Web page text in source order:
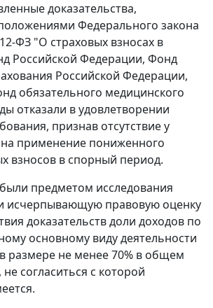
доказательства,
Федерального закона
ФЗ "О страховых взносах в
Российской Федерации, Фонд
Российской Федерации,
обязательного медицинского
отказали в удовлетворении
признав отсутствие у
применение пониженного
взносов в спорный период.
предметом исследования
исчерпывающую правовую оценку
доказательств доли доходов по
основному виду деятельности
размере не менее 70% в общем
согласиться с которой